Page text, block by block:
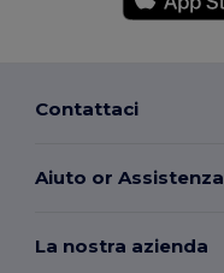
Contattaci
Aiuto or Assistenza
La nostra azienda